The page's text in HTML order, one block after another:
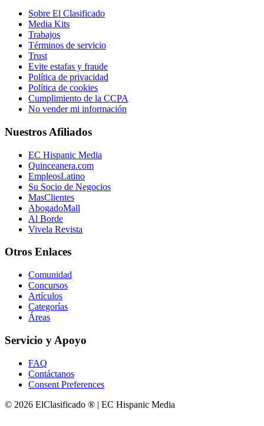
Sobre El Clasificado
Media Kits
Trabajos
Términos de servicio
Trust
Evite estafas y fraude
Política de privacidad
Política de cookies
Cumplimiento de la CCPA
No vender mi información
Nuestros Afiliados
EC Hispanic Media
Quinceanera.com
EmpleosLatino
Su Socio de Negocios
MasClientes
AbogadoMall
Al Borde
Vivela Revista
Otros Enlaces
Comunidad
Concursos
Artículos
Categorías
Áreas
Servicio y Apoyo
FAQ
Contáctanos
Consent Preferences
© 2026 ElClasificado ® | EC Hispanic Media